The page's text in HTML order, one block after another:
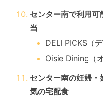
センター南で利用
当
DELI PICKS（
Oisie Dining（
センター南の妊婦・
気の宅配食